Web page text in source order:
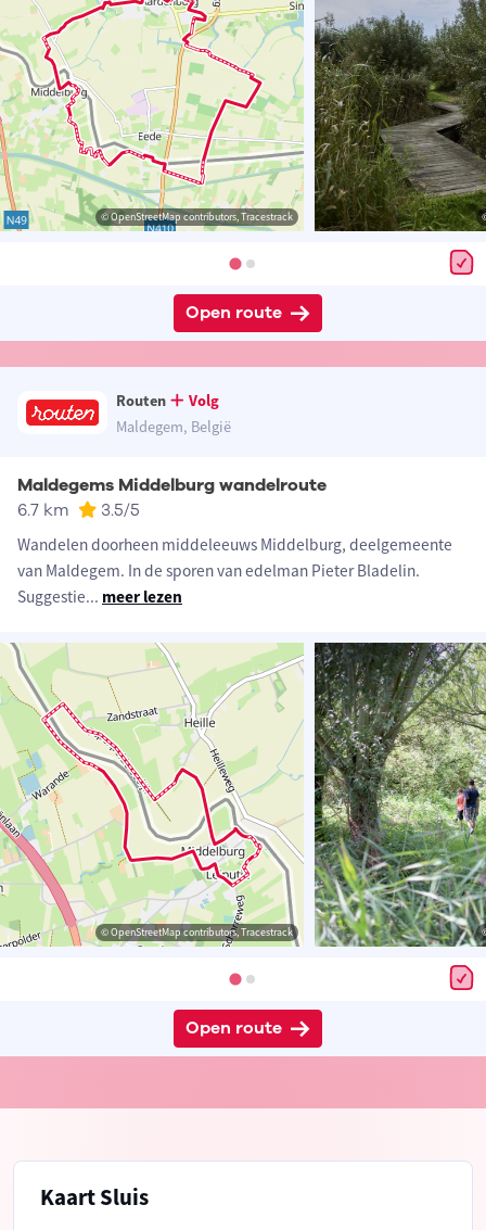
© OpenStreetMap contributors, Tracestrack
Open route
Routen
Volg
Maldegem, België
Maldegems Middelburg wandelroute
6.7 km 3.5/5
Wandelen doorheen middeleeuws Middelburg, deelgemeente
van Maldegem. In de sporen van edelman Pieter Bladelin.
Suggestie... meer lezen
© OpenStreetMap contributors, Tracestrack
Open route
Kaart Sluis